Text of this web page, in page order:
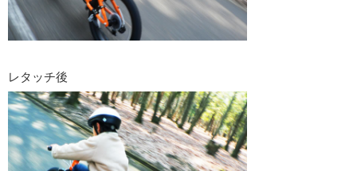
レタッチ後